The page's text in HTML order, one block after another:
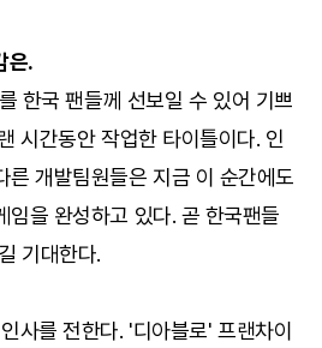
은.
한국 팬들께 선보일 수 있어 기쁘
시간동안 작업한 타이틀이다. 인
른 개발팀원들은 지금 이 순간에도
임을 완성하고 있다. 곧 한국팬들
기대한다.
사를 전한다. '디아블로' 프랜차이